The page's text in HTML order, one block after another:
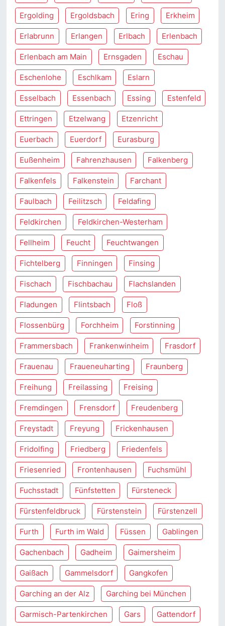
Ergolding Ergoldsbach Ering Erkheim
Erlabrunn Erlangen Erlbach Erlenbach
Erlenbach am Main Ernsgaden Eschau
Eschenlohe Eschlkam Eslarn
Esselbach Essenbach Essing Estenfeld
Ettringen Etzelwang Etzenricht
Euerbach Euerdorf Eurasburg
Eußenheim Fahrenzhausen Falkenberg
Falkenfels Falkenstein Farchant
Faulbach Feilitzsch Feldafing
Feldkirchen Feldkirchen-Westerham
Fellheim Feucht Feuchtwangen
Fichtelberg Finningen Finsing
Fischach Fischbachau Flachslanden
Fladungen Flintsbach Floß
Flossenbürg Forchheim Forstinning
Frammersbach Frankenwinheim Frasdorf
Frauenau Fraueneuharting Fraunberg
Freihung Freilassing Freising
Fremdingen Frensdorf Freudenberg
Freystadt Freyung Frickenhausen
Fridolfing Friedberg Friedenfels
Friesenried Frontenhausen Fuchsmühl
Fuchsstadt Fünfstetten Fürsteneck
Fürstenfeldbruck Fürstenstein Fürstenzell
Furth Furth im Wald Füssen Gablingen
Gachenbach Gadheim Gaimersheim
Gaißach Gammelsdorf Gangkofen
Garching an der Alz Garching bei München
Garmisch-Partenkirchen Gars Gattendorf